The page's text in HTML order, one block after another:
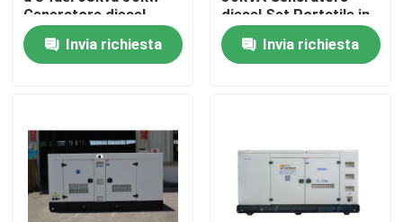
Prodotti
Circa noi
Giro della fabbrica
Generatore diesel
silenzioso Genset per
uso domestico
Standby portatile
Invia richiesta
diesel Set Portatile in
standby Generatori di
energia diesel Potente
generatore
Invia richiesta